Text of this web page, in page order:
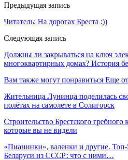
Предыдущая запись
Читатель: На дорогах Бреста :))
Следующая запись
Должны ли закрываться на ключ
многоквартирных домах? История
Вам также могут понравиться Еще
Жительница Лунинца поделилась
полётах на самолете в Солигорск
Строительство Брестского
которые вы не видели
«Пианинки», валенки и другие.
Беларуси из СССР: что с ними…